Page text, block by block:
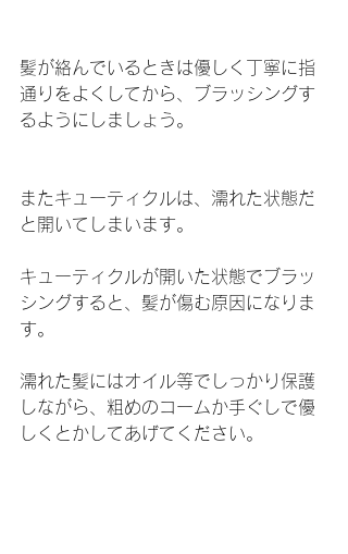
髪が絡んでいるときは優しく丁寧に指
通りをよくしてから、ブラッシングす
るようにしましょう。
またキューティクルは、濡れた状態だ
と開いてしまいます。
キューティクルが開いた状態でブラッ
シングすると、髪が傷む原因になりま
す。
濡れた髪にはオイル等でしっかり保護
しながら、粗めのコームか手ぐしで優
しくとかしてあげてください。